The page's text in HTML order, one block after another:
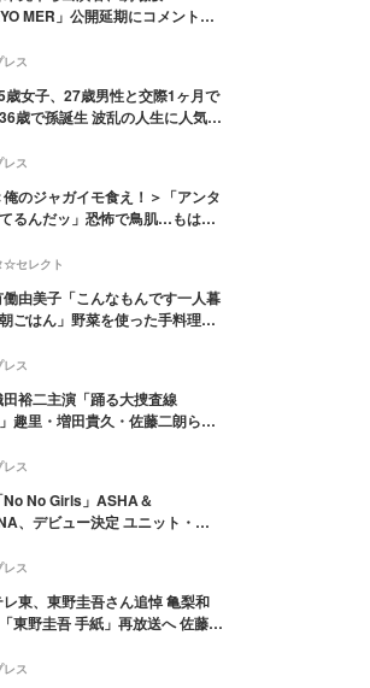
の感動をもたらす奥深いストーリ
た。
MER」公開延期にコメント
意とエールを」
レス
歳女子、27歳男性と交際1ヶ月で
歳で孫誕生 波乱の人生に人気タ
レス
俺のジャガイモ食え！＞「アンタ
るんだッ」恐怖で鳥肌…もはや
☆セレクト
働由美子「こんなもんです一人暮
ごはん」野菜を使った手料理公
反響
レス
田裕二主演「踊る大捜査線
趣里・増田貴久・佐藤二朗ら新
のキーワード”も
レス
No No Girls」ASHA＆
、デビュー決定 ユニット・
へ
レス
レ東、東野圭吾さん追悼 亀梨和
東野圭吾 手紙」再放送へ 佐藤隆
レス